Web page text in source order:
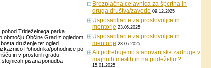
Trideželnega parka
območju Občine Grad z ogledom
druženje ter ogled
Pohodnika/pohodnice po
in v prostorih gradu
pisana ponudba
Brezplačna delavnica za športna in
druga društva/zavode 09.12.2025
Usposabljanje za prostovoljce in
mentorje 23.05.2025
Usposabljanje za prostovoljce in
mentorje 23.05.2025
Ali potrebujemo stanovanjske zadruge v
majhnih mestih in na podeželju ?
15.01.2025